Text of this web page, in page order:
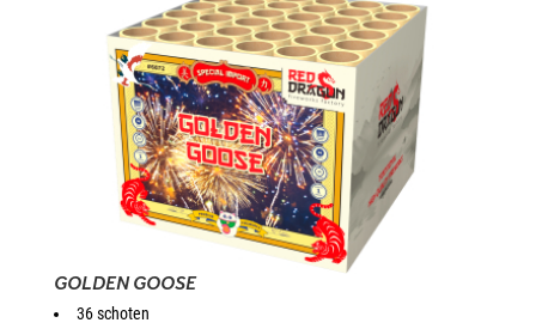
GOLDEN GOOSE
36 schoten